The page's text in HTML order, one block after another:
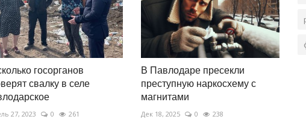
госорганов
свалку в селе
27, 2023 0 261
В Павлодаре пресекли
преступную наркосхему с
магнитами
Дек 18, 2025 0 238